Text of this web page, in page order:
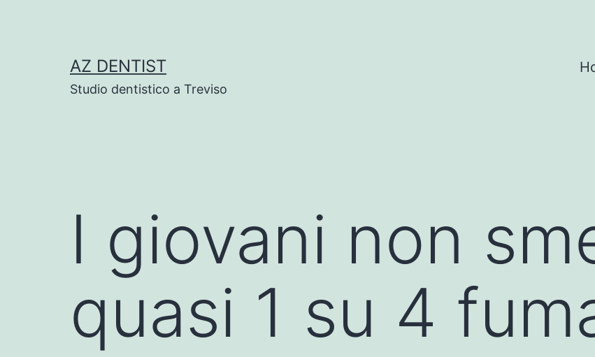
AZ DENTIST
Studio dentistico a Treviso
I giovani non
quasi 1 su 4